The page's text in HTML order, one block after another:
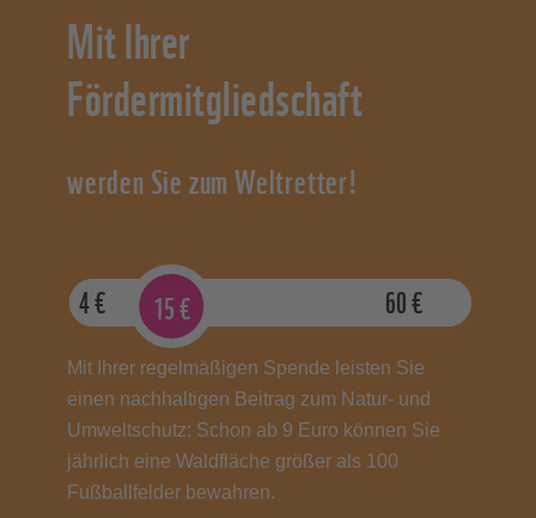
Mit Ihrer
Fördermitgliedschaft
werden Sie zum Weltretter!
15€
4€ 60€
Mit Ihrer regelmäßigen Spende leisten Sie
einen nachhaltigen Beitrag zum Natur- und
Umweltschutz: Schon ab 9 Euro können Sie
jährlich eine Waldfläche größer als 100
Fußballfelder bewahren.